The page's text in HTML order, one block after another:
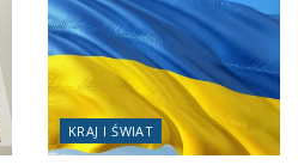
KRAJ I ŚWIAT